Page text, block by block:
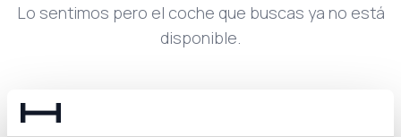
Lo sentimos pero el coche que buscas ya no está
disponible.